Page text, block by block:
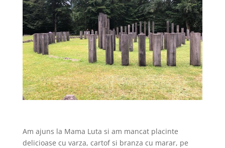
Am ajuns la Mama Luta si am mancat placinte
delicioase cu varza, cartof si branza cu marar, pe